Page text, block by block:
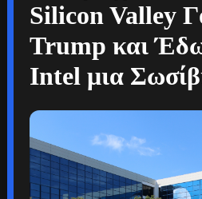
Silicon Valley
Trump και
Intel μια